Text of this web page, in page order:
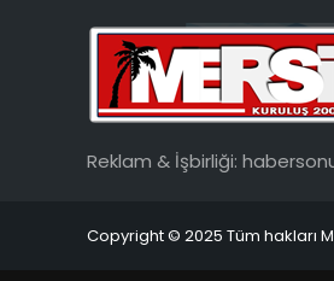
Reklam & İşbirliği:
Copyright © 2025 Tüm hakları